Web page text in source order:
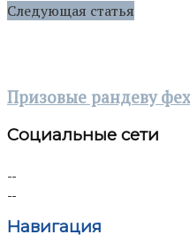
Следующая статья
Призовые рандеву
Социальные сети
Навигация